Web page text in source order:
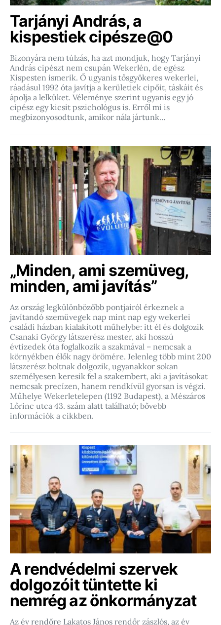
Tarjányi András, a
kispestiek cipésze@0
Bizonyára nem túlzás, ha azt mondjuk, hogy Tarjányi
András cipészt nem csupán Wekerlén, de egész
Kispesten ismerik. Ő ugyanis tősgyökeres wekerlei,
ráadásul 1992 óta javítja a kerületiek cipőit, táskáit és
ápolja a lelküket. Véleménye szerint ugyanis egy jó
cipész egy kicsit pszichológus is. Erről mi is
megbizonyosodtunk, amikor nála jártunk…
„Minden, ami szemüveg,
minden, ami javítás”
Az ország legkülönbözőbb pontjairól érkeznek a
javítandó szemüvegek nap mint nap egy wekerlei
családi házban kialakított műhelybe: itt él és dolgozik
Csanaki György látszerész mester, aki hosszú
évtizedek óta foglalkozik a szakmával – nemcsak a
környékben élők nagy örömére. Jelenleg több mint 200
látszerész boltnak dolgozik, ugyanakkor sokan
személyesen keresik fel a szakembert, aki a javításokat
nemcsak precízen, hanem rendkívül gyorsan is végzi.
Műhelye Wekerletelepen (1192 Budapest), a Mészáros
Lőrinc utca 43. szám alatt található; bővebb
információk a cikkben.
A rendvédelmi szervek
dolgozóit tüntette ki
nemrég az önkormányzat
Az év rendőre Lakatos János rendőr zászlós, az év